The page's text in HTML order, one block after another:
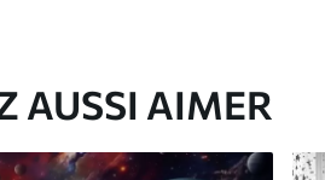
AUSSI AIMER